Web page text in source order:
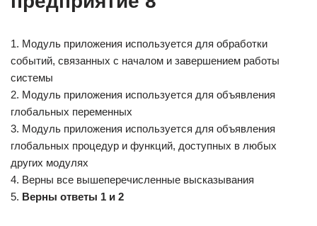
1. Модуль приложения используется для обработки
событий, связанных с началом и завершением работы
системы
2. Модуль приложения используется для объявления
глобальных переменных
3. Модуль приложения используется для объявления
глобальных процедур и функций, доступных в любых
других модулях
4. Верны все вышеперечисленные высказывания
5. Верны ответы 1 и 2